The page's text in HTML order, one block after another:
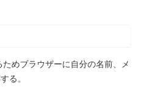
めブラウザーに自分の名前、メ
る。